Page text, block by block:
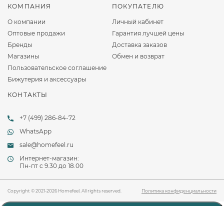
КОМПАНИЯ
О компании
Оптовые продажи
Бренды
Магазины
Пользовательское соглашение
Бижутерия и аксессуары
ПОКУПАТЕЛЮ
Личный кабинет
Гарантия лучшей цены
Доставка заказов
Обмен и возврат
КОНТАКТЫ
+7 (499) 286-84-72
WhatsApp
sale@homefeel.ru
Интернет-магазин:
Пн-пт c 9.30 до 18.00
Copyright © 2021-2026 Homefeel. All rights reserved. Политика конфиденциальности